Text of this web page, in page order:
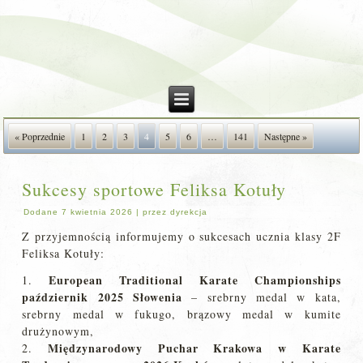
« Poprzednie 1 2 3 4 5 6 … 141 Następne »
Sukcesy sportowe Feliksa Kotuły
Dodane 7 kwietnia 2026 |przez dyrekcja
Z przyjemnością informujemy o sukcesach ucznia klasy 2F
Feliksa Kotuły:
1.European Traditional Karate Championships
październik 2025 Słowenia – srebrny medal w kata,
srebrny medal w fukugo, brązowy medal w kumite
drużynowym,
2.Międzynarodowy Puchar Krakowa w Karate